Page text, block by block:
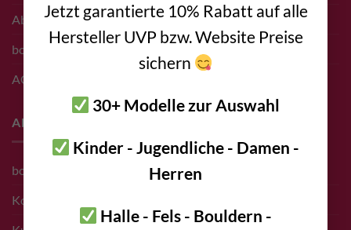
Jetzt garantierte 10% Rabatt auf alle
Hersteller UVP bzw. Website Preise
sichern
30+ Modelle zur Auswahl
Kinder - Jugendliche - Damen -
Herren
Halle - Fels - Bouldern -
Abholung vor Ort
bolting.eu Gutschein
AGB
About
bolting.eu Team
Kontakt